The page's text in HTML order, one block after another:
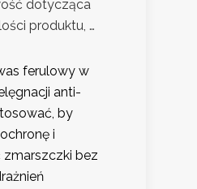
dotycząca
produktu, …
ferulowy w
anti-
by
i
zmarszczki bez